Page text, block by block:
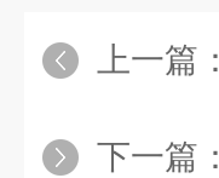
上一篇：
下一篇：